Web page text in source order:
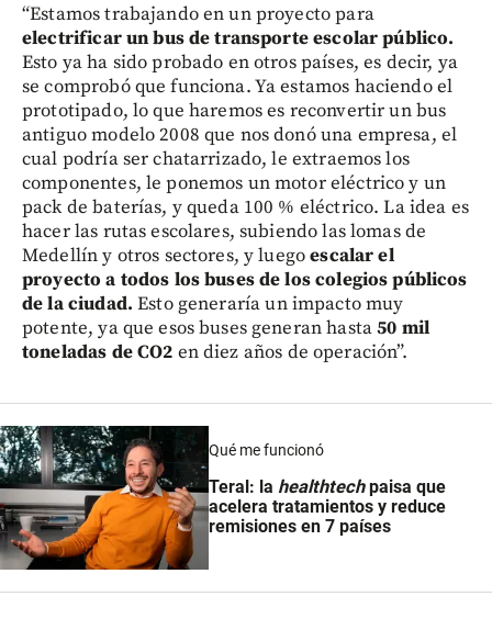
“Estamos trabajando en un proyecto para
electrificar un bus de transporte escolar público.
Esto ya ha sido probado en otros países, es decir, ya
se comprobó que funciona. Ya estamos haciendo el
prototipado, lo que haremos es reconvertir un bus
antiguo modelo 2008 que nos donó una empresa, el
cual podría ser chatarrizado, le extraemos los
componentes, le ponemos un motor eléctrico y un
pack de baterías, y queda 100 % eléctrico. La idea es
hacer las rutas escolares, subiendo las lomas de
Medellín y otros sectores, y luegoescalar el
proyecto a todos los buses de los colegios públicos
de la ciudad.Esto generaría un impacto muy
potente, ya que esos buses generan hasta50 mil
toneladas de CO2 en diez años de operación”.
Qué me funcionó
Teral: la healthtechpaisa que
acelera tratamientos y reduce
remisiones en 7 países